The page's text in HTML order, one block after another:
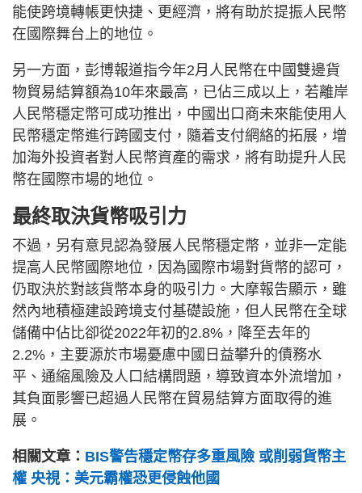
能使跨境轉帳更快捷、更經濟，將有助於提振人民幣
在國際舞台上的地位。
另一方面，彭博報道指今年2月人民幣在中國雙邊貨
物貿易結算額為10年來最高，已佔三成以上，若離岸
人民幣穩定幣可成功推出，中國出口商未來能使用人
民幣穩定幣進行跨國支付，隨着支付網絡的拓展，增
加海外投資者對人民幣資產的需求，將有助提升人民
幣在國際市場的地位。
最終取決貨幣吸引力
不過，另有意見認為發展人民幣穩定幣，並非一定能
提高人民幣國際地位，因為國際市場對貨幣的認可，
仍取決於對該貨幣本身的吸引力。大摩報告顯示，雖
然內地積極建設跨境支付基礎設施，但人民幣在全球
儲備中佔比卻從2022年初的2.8%，降至去年的
2.2%，主要源於市場憂慮中國日益攀升的債務水
平、通縮風險及人口結構問題，導致資本外流增加，
其負面影響已超過人民幣在貿易結算方面取得的進
展。
相關文章： BIS警告穩定幣存多重風險 或削弱貨幣主
權 央視：美元霸權恐更侵蝕他國